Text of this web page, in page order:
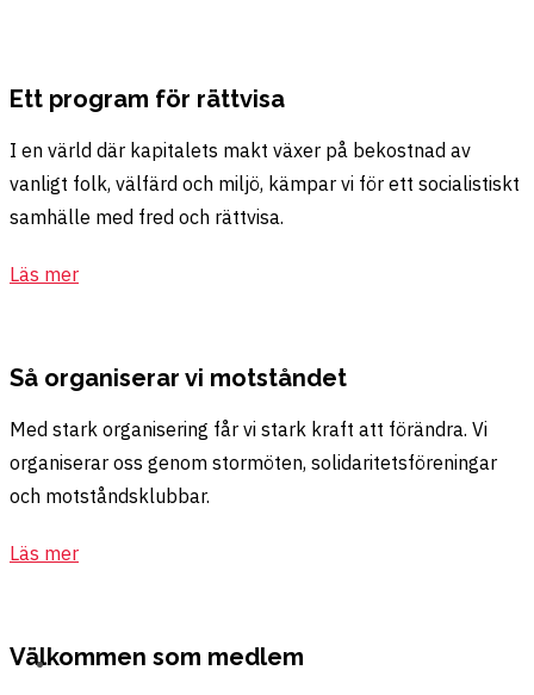
Ett program för rättvisa
I en värld där kapitalets makt växer på bekostnad av
vanligt folk, välfärd och miljö, kämpar vi för ett socialistiskt
samhälle med fred och rättvisa.
Läs mer
Så organiserar vi motståndet
Med stark organisering får vi stark kraft att förändra. Vi
organiserar oss genom stormöten, solidaritetsföreningar
och motståndsklubbar.
Läs mer
Välkommen som medlem